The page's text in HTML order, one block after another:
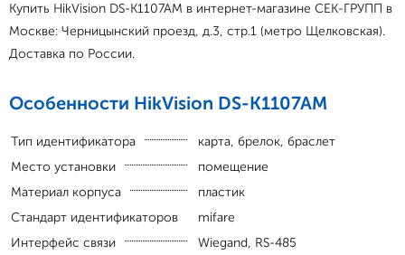
Купить HikVision DS-K1107AM в интернет-магазине СЕК-ГРУПП в
Москве: Черницынский проезд, д.3, стр.1 (метро Щелковская).
Доставка по России.
Особенности HikVision DS-K1107AM
Тип идентификатора
карта, брелок, браслет
Место установки
помещение
Материал корпуса
пластик
Стандарт идентификаторов
mifare
Интерфейс связи
Wiegand, RS-485